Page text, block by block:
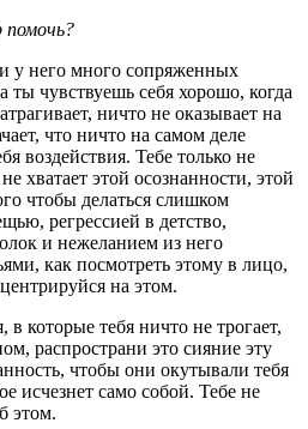
у него много сопряженных
ты чувствуешь себя хорошо, когда
ничто не оказывает на
что ничто на самом деле
воздействия. Тебе только не
хватает этой осознанности, этой
чтобы делаться слишком
регрессией в детство,
и нежеланием из него
как посмотреть этому в лицо,
на этом.
которые тебя ничто не трогает,
распространи это сияние эту
чтобы они окутывали тебя
исчезнет само собой. Тебе не
этом.